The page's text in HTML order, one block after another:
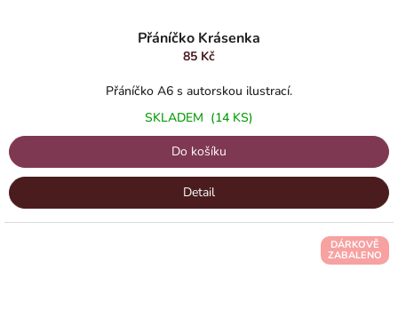
Přáníčko Krásenka
85 Kč
Přáníčko A6 s autorskou ilustrací.
SKLADEM (14 KS)
Do košíku
Detail
DÁRKOVĚ
ZABALENO